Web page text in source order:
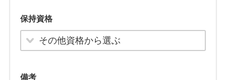
保持資格
その他資格から選ぶ
備考